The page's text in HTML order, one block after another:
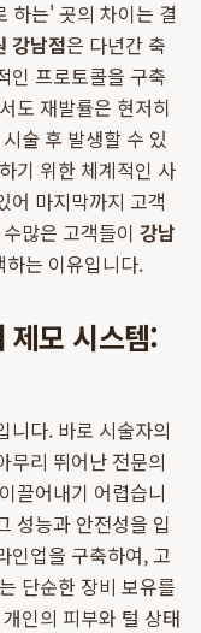
하는' 곳의 차이는 결
강남점은 다년간 축
인 프로토콜을 구축
도 재발률은 현저히
술 후 발생할 수 있
기 위한 체계적인 사
어 마지막까지 고객
많은 고객들이 강남
하는 이유입니다.
제모 시스템:
니다. 바로 시술자의
무리 뛰어난 전문의
끌어내기 어렵습니
성능과 안전성을 입
인업을 구축하여, 고
단순한 장비 보유를
인의 피부와 털 상태